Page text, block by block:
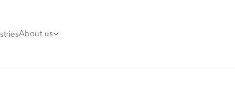
About us